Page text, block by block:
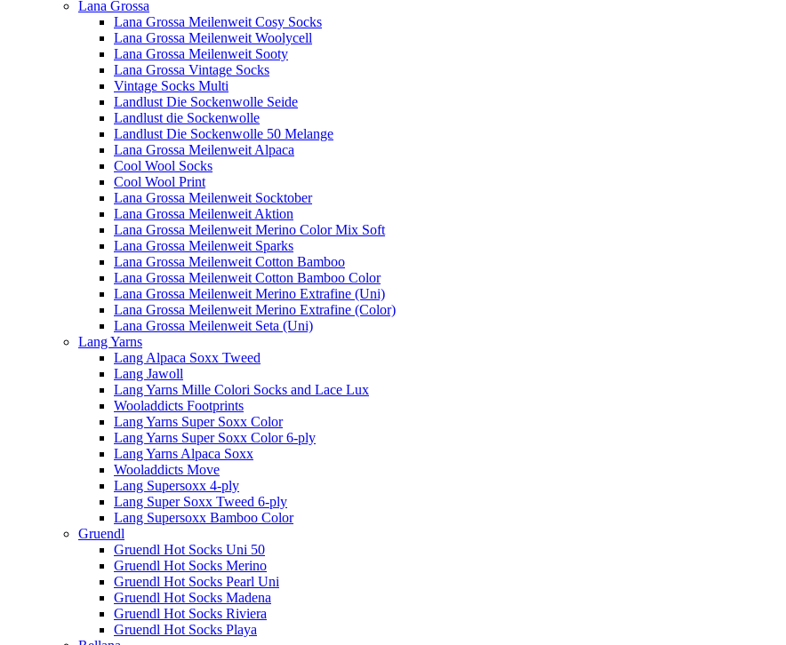
Lana Grossa
Lana Grossa Meilenweit Cosy Socks
Lana Grossa Meilenweit Woolycell
Lana Grossa Meilenweit Sooty
Lana Grossa Vintage Socks
Vintage Socks Multi
Landlust Die Sockenwolle Seide
Landlust die Sockenwolle
Landlust Die Sockenwolle 50 Melange
Lana Grossa Meilenweit Alpaca
Cool Wool Socks
Cool Wool Print
Lana Grossa Meilenweit Socktober
Lana Grossa Meilenweit Aktion
Lana Grossa Meilenweit Merino Color Mix Soft
Lana Grossa Meilenweit Sparks
Lana Grossa Meilenweit Cotton Bamboo
Lana Grossa Meilenweit Cotton Bamboo Color
Lana Grossa Meilenweit Merino Extrafine (Uni)
Lana Grossa Meilenweit Merino Extrafine (Color)
Lana Grossa Meilenweit Seta (Uni)
Lang Yarns
Lang Alpaca Soxx Tweed
Lang Jawoll
Lang Yarns Mille Colori Socks and Lace Lux
Wooladdicts Footprints
Lang Yarns Super Soxx Color
Lang Yarns Super Soxx Color 6-ply
Lang Yarns Alpaca Soxx
Wooladdicts Move
Lang Supersoxx 4-ply
Lang Super Soxx Tweed 6-ply
Lang Supersoxx Bamboo Color
Gruendl
Gruendl Hot Socks Uni 50
Gruendl Hot Socks Merino
Gruendl Hot Socks Pearl Uni
Gruendl Hot Socks Madena
Gruendl Hot Socks Riviera
Gruendl Hot Socks Playa